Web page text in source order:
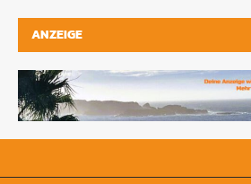
ANZEIGE